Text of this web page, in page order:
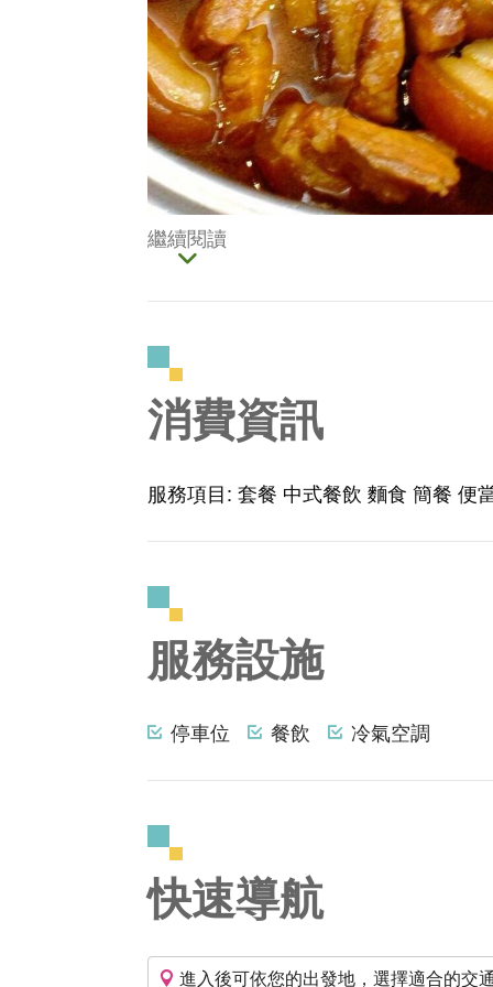
繼續閱讀
消費資訊
服務項目: 套餐 中式餐飲 麵食 簡餐 便
服務設施
停車位 餐飲 冷氣空調
快速導航
進入後可依您的出發地，選擇適合的交